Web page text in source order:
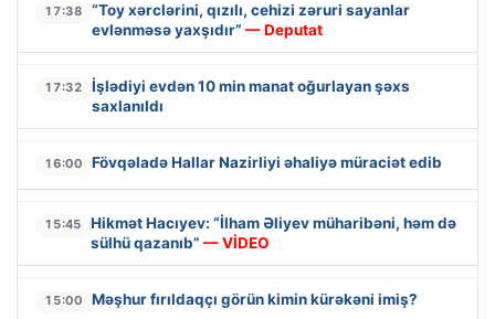
17:38
“Toy xərclərini, qızılı, cehizi zəruri sayanlar
evlənməsə yaxşıdır” — Deputat
17:32
İşlədiyi evdən 10 min manat oğurlayan şəxs
saxlanıldı
16:00 Fövqəladə Hallar Nazirliyi əhaliyə müraciət edib
15:45
Hikmət Hacıyev: “İlham Əliyev müharibəni, həm də
sülhü qazanıb” — VİDEO
15:00 Məşhur fırıldaqçı görün kimin kürəkəni imiş?